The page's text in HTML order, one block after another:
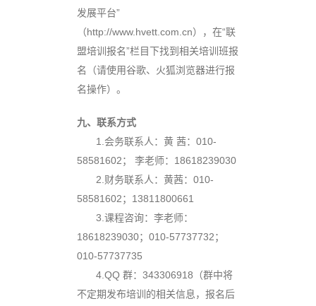
发展平台”
（http://www.hvett.com.cn），在“联
盟培训报名”栏目下找到相关培训班报
名（请使用谷歌、火狐浏览器进行报
名操作）。
九、联系方式
1.会务联系人：黄 茜：010-
58581602； 李老师：18618239030
2.财务联系人：黄茜：010-
58581602；13811800661
3.课程咨询：李老师：
18618239030；010-57737732；
010-57737735
4.QQ 群：343306918（群中将
不定期发布培训的相关信息，报名后